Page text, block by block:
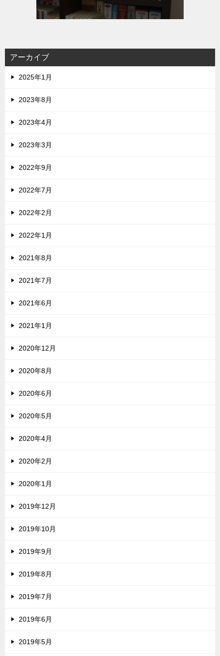
アーカイブ
2025年1月
2023年8月
2023年4月
2023年3月
2022年9月
2022年7月
2022年2月
2022年1月
2021年8月
2021年7月
2021年6月
2021年1月
2020年12月
2020年8月
2020年6月
2020年5月
2020年4月
2020年2月
2020年1月
2019年12月
2019年10月
2019年9月
2019年8月
2019年7月
2019年6月
2019年5月